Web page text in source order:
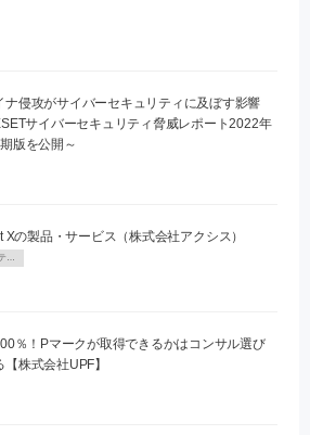
ナ侵攻がサイバーセキュリティに及ぼす影響
サイバーセキュリティ脅威レポート2022年
版を公開～
Xの製品・サービス（株式会社アクシス）
セキュリティPR
％！Pマークが取得できるかはコンサル選び
株式会社UPF】